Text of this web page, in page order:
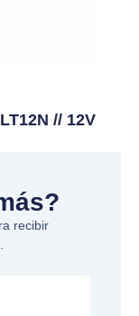
// 12V
recibir